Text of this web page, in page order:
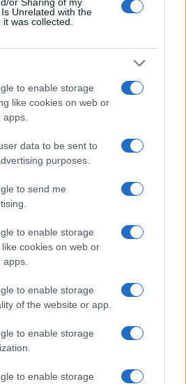
Unrelated with the
was collected.
to enable storage
like cookies on web or
data to be sent to
purposes.
to send me
to enable storage
cookies on web or
to enable storage
of the website or app.
to enable storage
to enable storage
μεγαλύτερο έλεγχο
απολαμβάνει ήδη με
Μοντρέ γεγονός που θα
συμφέροντα